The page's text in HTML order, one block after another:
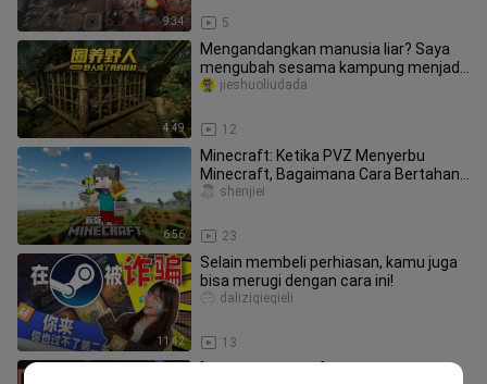
9:34 5
4:49
Mengandangkan manusia liar? Saya
mengubah sesama kampung menjadi
bahan habis pakai
12
jieshuoliudada
6:56
Minecraft: Ketika PVZ Menyerbu
Minecraft, Bagaimana Cara Bertahan
Hidup?!
23
shenjiei
11:42
Selain membeli perhiasan, kamu juga
bisa merugi dengan cara ini!
13
daliziqieqieli